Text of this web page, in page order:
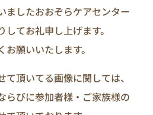
ましたおおぞらケアセンター
てお礼申し上げます。
願いいたします。
頂いてる画像に関しては、
らびに参加者様・ご家族様の